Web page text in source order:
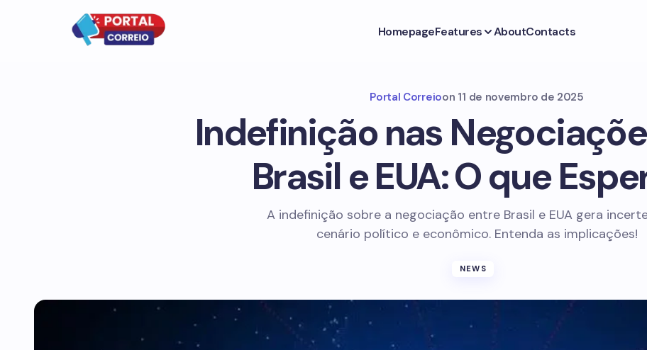
HomepageFeatures AboutContacts
Portal Correioon 11 de novembro de 2025
Indefinição nas
Brasil e EUA: O que
A indefinição sobre a negociação entre Brasil e EUA gera
cenário político e econômico. Entenda as implicações!
NEWS